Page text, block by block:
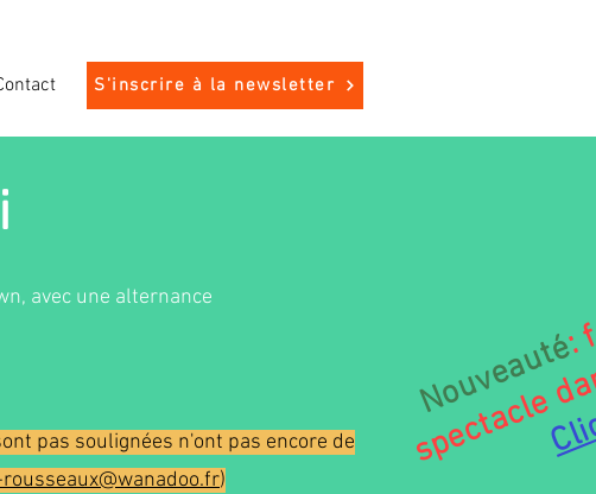
S'inscrire à la newsletter
avec une alternance
pas soulignées n'ont pas encore de
)
Nouveauté